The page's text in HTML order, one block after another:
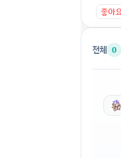
좋아
전체 0